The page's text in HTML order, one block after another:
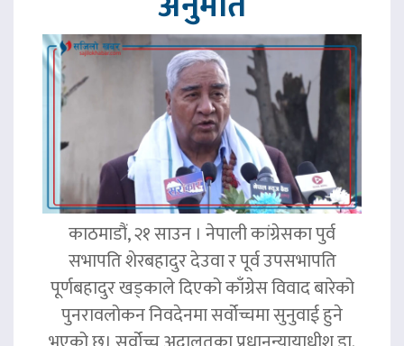
काठमाडौं, २१ साउन । नेपाली कांग्रेसका पुर्व
सभापति शेरबहादुर देउवा र पूर्व उपसभापति
पूर्णबहादुर खड्काले दिएको काँग्रेस विवाद बारेको
पुनरावलोकन निवदेनमा सर्वोच्चमा सुनुवाई हुने